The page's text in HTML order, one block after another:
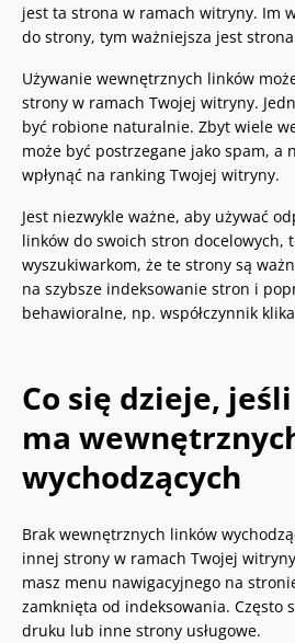
jest ta strona w ramach witryny. Im
do strony, tym ważniejsza jest
Używanie wewnętrznych linków
strony w ramach Twojej witryny.
być robione naturalnie. Zbyt wiele
może być postrzegane jako spam, a
wpłynąć na ranking Twojej witryny.
Jest niezwykle ważne, aby używać
linków do swoich stron docelowych,
wyszukiwarkom, że te strony są
na szybsze indeksowanie stron i
behawioralne, np. współczynnik
Co się dzieje,
ma
wychodzących
Brak wewnętrznych linków
innej strony w ramach Twojej
masz menu nawigacyjnego na
zamknięta od indeksowania. Często
druku lub inne strony usługowe.